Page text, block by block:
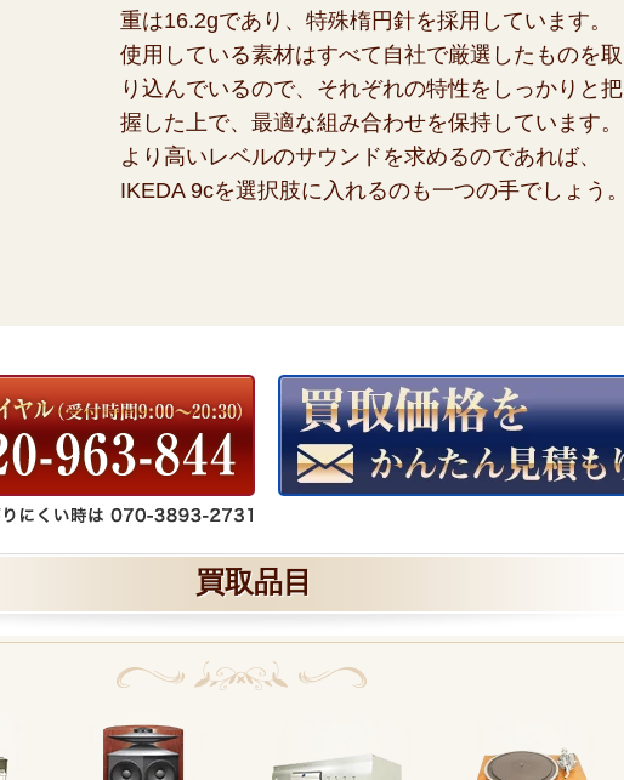
重は16.2gであり、特殊楕円針を採用しています。
使用している素材はすべて自社で厳選したものを取
り込んでいるので、それぞれの特性をしっかりと把
握した上で、最適な組み合わせを保持しています。
より高いレベルのサウンドを求めるのであれば、
IKEDA 9cを選択肢に入れるのも一つの手でしょう。
買取品目